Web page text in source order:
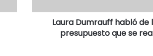
Laura Dumrauff habló de
presupuesto que se